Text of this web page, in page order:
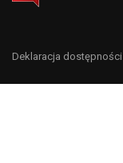
Deklaracja dostępności